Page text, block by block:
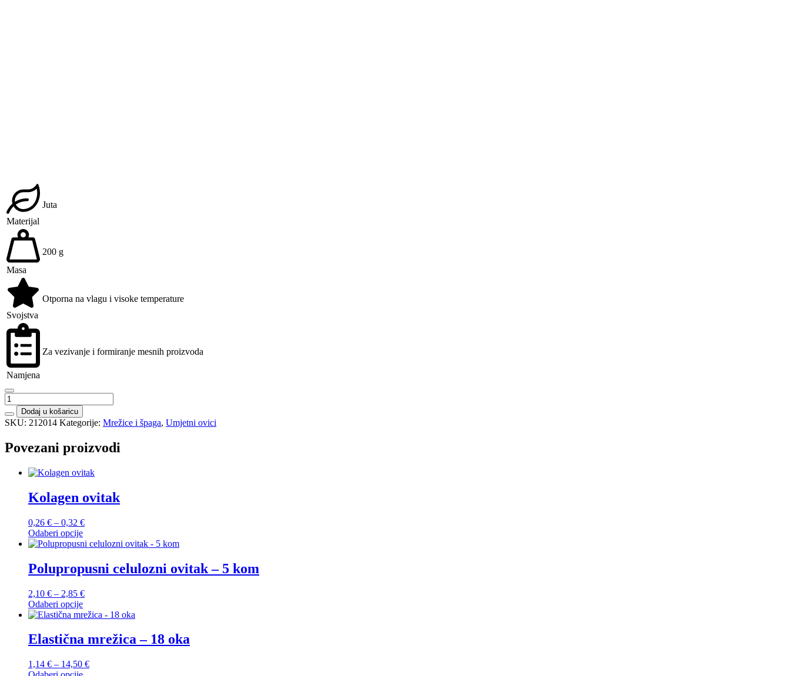
Materijal
Juta
Masa
200 g
Svojstva
Otporna na vlagu i visoke temperature
Namjena
Za vezivanje i formiranje mesnih proizvoda
Špaga
količinaDodaj u košaricu
SKU: 212014 Kategorije: Mrežice i špaga, Umjetni ovici
Povezani proizvodi
Kolagen ovitak
0,26 € – 0,32 €Raspon
od
0,32 €
Odaberi opcije
Ovaj
ima
više
Opcije
se
mogu
na
stranici
proizvoda
Polupropusni celulozni ovitak – 5 kom
2,10 € – 2,85 €Raspon
od
do
2,85 €
Odaberi opcije
Ovaj
ima
više
Opcije
Elastična mrežica – 18 oka
1,14 € – 14,50 €Raspon